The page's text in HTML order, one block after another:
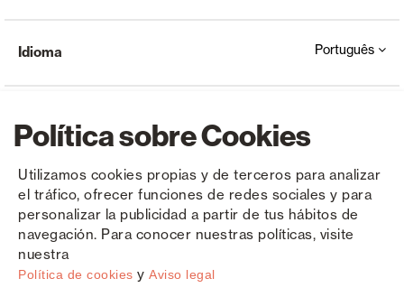
Política sobre Cookies
Utilizamos cookies propias y de terceros para analizar
el tráfico, ofrecer funciones de redes sociales y para
personalizar la publicidad a partir de tus hábitos de
navegación. Para conocer nuestras políticas, visite
nuestra
Política de cookies y Aviso legal
Copyright © Saxun 2023 - 2026 Política de privacidade Aviso Legal Cookies
Idioma Português